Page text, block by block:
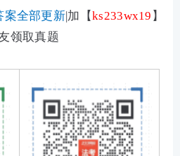
案全部更新|加 【ks233wx19 】
领取真题